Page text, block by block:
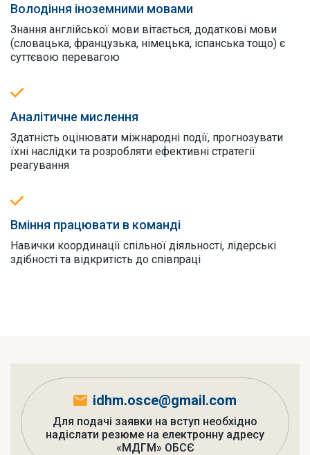
Володіння іноземними мовами
Знання англійської мови вітається, додаткові мови
(словацька, французька, німецька, іспанська тощо) є
суттєвою перевагою
Аналітичне мислення
Здатність оцінювати міжнародні події, прогнозувати
їхні наслідки та розробляти ефективні стратегії
реагування
Вміння працювати в команді
Навички координації спільної діяльності, лідерські
здібності та відкритість до співпраці
idhm.osce@gmail.com
Для подачі заявки на вступ необхідно
надіслати резюме на електронну адресу
«МДГМ» ОБСЄ